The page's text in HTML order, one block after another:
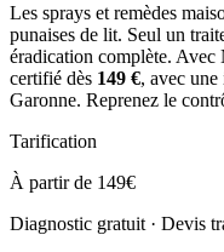
Les sprays et remèdes
punaises de lit. Seul un
éradication complète. Avec
certifié dès 149 €, avec
Garonne. Reprenez le
Tarification
À partir de 149€
Diagnostic gratuit · Devis